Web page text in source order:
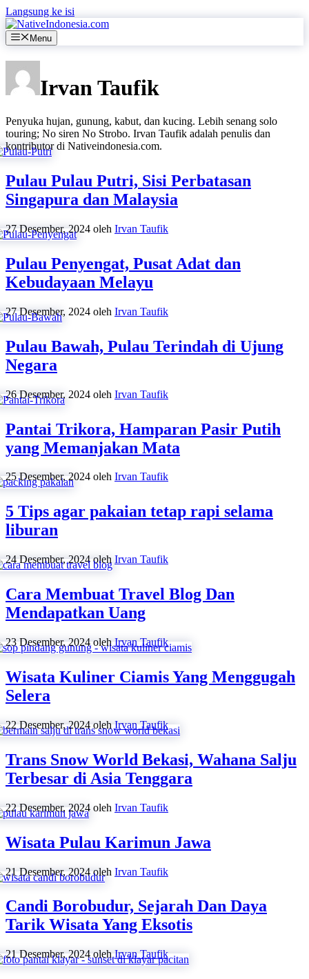
Langsung ke isi
Menu
Irvan Taufik
Penyuka hujan, gunung, kabut, dan kucing. Lebih senang solo
touring; No siren No Strobo. Irvan Taufik adalah penulis dan
kontributor di Nativeindonesia.com.
Pulau Pulau Putri, Sisi Perbatasan
Singapura dan Malaysia
27 Desember, 2024 oleh Irvan Taufik
Pulau Penyengat, Pusat Adat dan
Kebudayaan Melayu
27 Desember, 2024 oleh Irvan Taufik
Pulau Bawah, Pulau Terindah di Ujung
Negara
26 Desember, 2024 oleh Irvan Taufik
Pantai Trikora, Hamparan Pasir Putih
yang Memanjakan Mata
25 Desember, 2024 oleh Irvan Taufik
5 Tips agar pakaian tetap rapi selama
liburan
24 Desember, 2024 oleh Irvan Taufik
Cara Membuat Travel Blog Dan
Mendapatkan Uang
23 Desember, 2024 olehIrvan Taufik
Wisata Kuliner Ciamis Yang Menggugah
Selera
22 Desember, 2024 olehIrvan Taufik
Trans Snow World Bekasi, Wahana Salju
Terbesar di Asia Tenggara
22 Desember, 2024 oleh Irvan Taufik
Wisata Pulau Karimun Jawa
21 Desember, 2024 oleh Irvan Taufik
Candi Borobudur, Sejarah Dan Daya
Tarik Wisata Yang Eksotis
21 Desember, 2024 olehIrvan Taufik